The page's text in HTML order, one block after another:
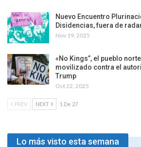
Nuevo Encuentro
Disidencias, fuera de
Nov 19, 2025
«No Kings”, el pueblo
movilizado contra el
Trump
Oct 22, 2025
PREV NEXT 1 De 27
Lo más visto esta semana